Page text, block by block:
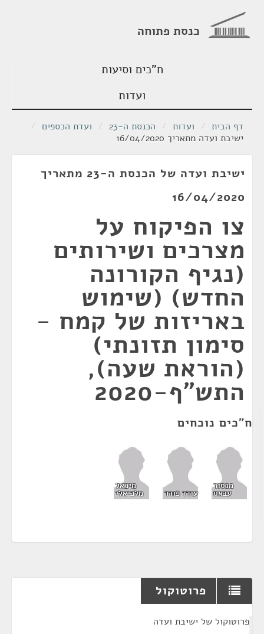
כנסת פתוחה
ח"כים וסיעות
ועדות
דף הבית / ועדות / הכנסת ה-23 / ועדת הכספים /
ישיבת ועדה מתאריך 16/04/2020
ישיבת ועדה של הכנסת ה-23 מתאריך
16/04/2020
צו הפיקוח על
מצרכים ושירותים
(נגיף הקורונה
החדש) (שימוש
באריזות של קמח -
סימון תזונתי)
(הוראת שעה),
התש"ף-2020
ח"כים נוכחים
מנסור
עבאס עודד פורר
מיכאל
מלכיאלי
פרוטוקול
פרוטוקול של ישיבת ועדה